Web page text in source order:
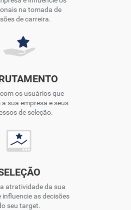
na tomada de
de carreira.
os usuários que
sua empresa e seus
de seleção.
atratividade da sua
influencie as decisões
seu target.